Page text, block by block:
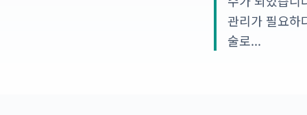
관리가 필요하
술로...